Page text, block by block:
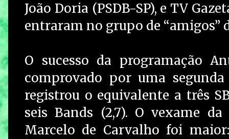
João Doria (PSDB-SP), e TV
entraram no grupo de “amigos”
O sucesso da programação
comprovado por uma
registrou o equivalente a três
seis Bands (2,7). O vexame
Marcelo de Carvalho foi